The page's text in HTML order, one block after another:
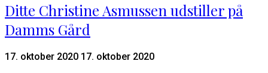
Ditte Christine Asmussen udstiller på
Damms Gård
17. oktober 2020 17. oktober 2020